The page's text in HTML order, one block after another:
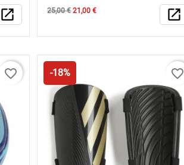
open_in_new
Κανονική
25,00 €Τιμή
21,00 € open_in_new
favorite_border -18% favorite_border